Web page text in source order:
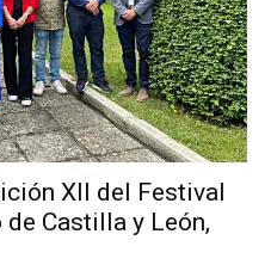
XII del Festival
Castilla y León,